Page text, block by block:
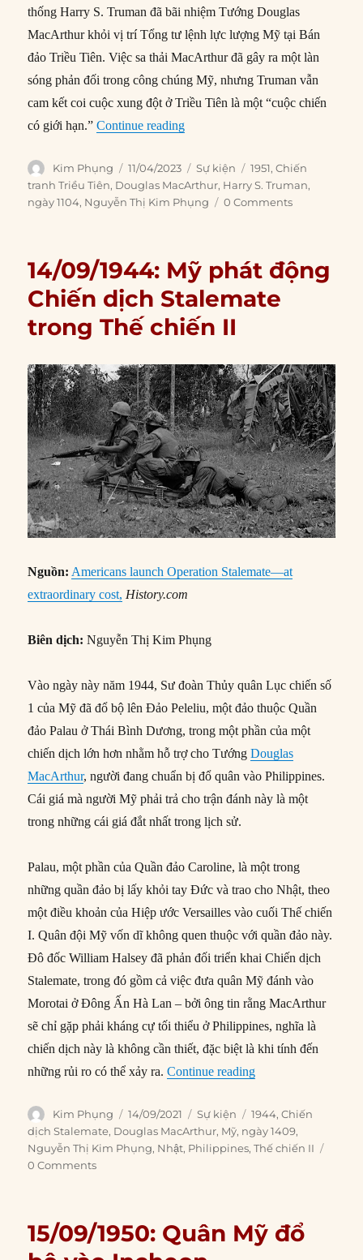
thống Harry S. Truman đã bãi nhiệm Tướng Douglas
MacArthur khỏi vị trí Tổng tư lệnh lực lượng Mỹ tại Bán
đảo Triều Tiên. Việc sa thải MacArthur đã gây ra một làn
sóng phản đối trong công chúng Mỹ, nhưng Truman vẫn
cam kết coi cuộc xung đột ở Triều Tiên là một “cuộc chiến
có giới hạn.”Continue reading“11/04/1951: Tổng thống
Author
Kim Phụng
Posted
on
11/04/2023 Categories
Sự kiện Tags
1951,Chiến
tranh Triều Tiên, Douglas MacArthur, Harry S. Truman,
ngày 1104, Nguyễn Thị Kim Phụng 0 Comments
14/09/1944: Mỹ phát động
Chiến dịch Stalemate
trong Thế chiến II
Nguồn: Americans launch Operation Stalemate—at
extraordinary cost, History.com
Biên dịch: Nguyễn Thị Kim Phụng
Vào ngày này năm 1944, Sư đoàn Thủy quân Lục chiến số
1 của Mỹ đã đổ bộ lên Đảo Peleliu, một đảo thuộc Quần
đảo Palau ở Thái Bình Dương, trong một phần của một
chiến dịch lớn hơn nhằm hỗ trợ cho TướngDouglas
MacArthur, người đang chuẩn bị đổ quân vào Philippines.
Cái giá mà người Mỹ phải trả cho trận đánh này là một
trong những cái giá đắt nhất trong lịch sử.
Palau, một phần của Quần đảo Caroline, là một trong
những quần đảo bị lấy khỏi tay Đức và trao cho Nhật, theo
một điều khoản của Hiệp ước Versailles vào cuối Thế chiến
I. Quân đội Mỹ vốn dĩ không quen thuộc với quần đảo này.
Đô đốc William Halsey đã phản đối triển khai Chiến dịch
Stalemate, trong đó gồm cả việc đưa quân Mỹ đánh vào
Morotai ở Đông Ấn Hà Lan – bởi ông tin rằng MacArthur
sẽ chỉ gặp phải kháng cự tối thiểu ở Philippines, nghĩa là
chiến dịch này là không cần thiết, đặc biệt là khi tính đến
những rủi ro có thể xảy ra.Continue reading“14/09/1944: Mỹ
Author
Kim Phụng
Posted
on
14/09/2021 Categories
Sự kiện Tags
1944,Chiến
dịch Stalemate, Douglas MacArthur, Mỹ, ngày 1409,
Nguyễn Thị Kim Phụng, Nhật, Philippines,Thế chiến II
0 Comments
15/09/1950: Quân Mỹ đổ